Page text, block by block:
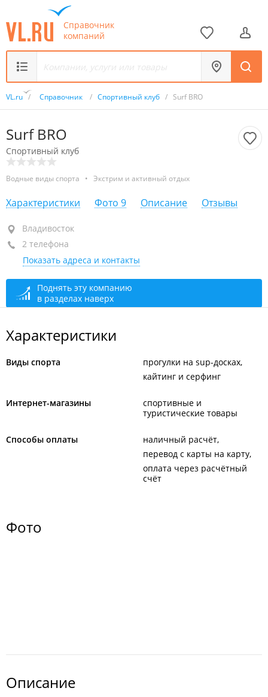
Справочник
компаний
VL.ru / Справочник / Спортивный клуб / Surf BRO
Surf BRO
Спортивный клуб
Водные виды спорта • Экстрим и активный отдых
Характеристики Фото 9 Описание Отзывы
Владивосток
+7 914 970-16-36
+7 914 710-46-73обучение
Приём звонков открыто: 09:00–20:00
Владивосток
2 телефона
Показать адреса и контакты
Поднять эту компанию
в разделах наверх
Характеристики
Виды спорта
прогулки на sup-досках
кайтинг и серфинг
Интернет-магазины
спортивные и
туристические товары
Способы оплаты
наличный расчёт
перевод с карты на карту
оплата через расчётный
счёт
Фото
Описание